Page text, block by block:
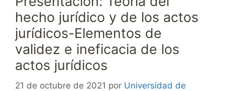
hecho jurídico y de los actos
jurídicos-Elementos de
validez e ineficacia de los
actos jurídicos
21 de octubre de 2021 por Universidad de